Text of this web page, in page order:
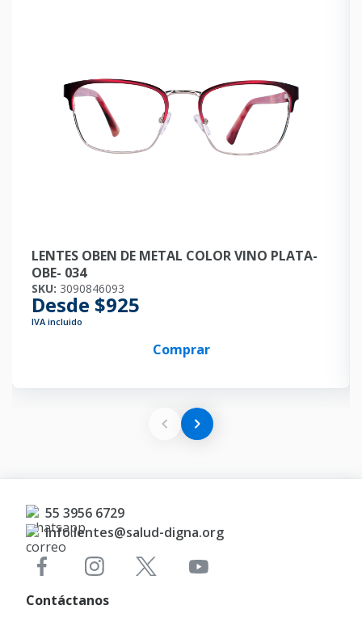
LENTES OBEN DE METAL COLOR VINO PLATA-
OBE- 034
SKU: 3090846093
Desde $925
IVA incluido
Comprar
55 3956 6729
Info.lentes@salud-digna.org
Contáctanos